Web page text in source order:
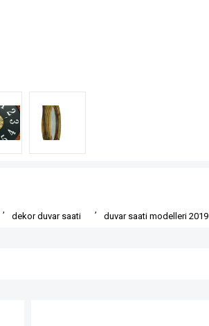
,
dekor duvar saati
,
duvar saati modelleri 2019